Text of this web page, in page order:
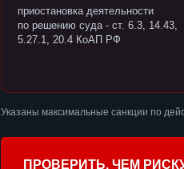
приостановка деятельности
по решению суда - ст. 6.3, 14.43,
5.27.1, 20.4 КоАП РФ
Указаны максимальные санкции по
ПРОВЕРИТЬ, ЧЕМ